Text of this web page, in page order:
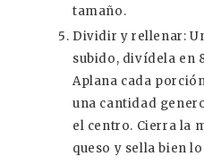
tamaño.
Dividir y rellenar:
subido, divídela en
Aplana cada
una cantidad
el centro. Cierra la
queso y sella bien